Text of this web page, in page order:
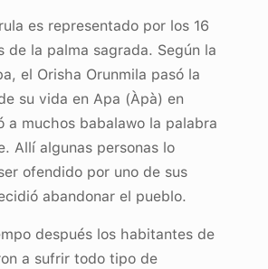
es representado por los 16
de la palma sagrada. Según la
el Orisha Orunmila pasó la
su vida en Apa (Àpà) en
a muchos babalawo la palabra
Allí algunas personas lo
ofendido por uno de sus
abandonar el pueblo.
después los habitantes de
a sufrir todo tipo de